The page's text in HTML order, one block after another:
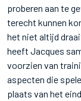
proberen aan te
terecht kunnen
het niet altijd
heeft Jacques
voorzien van
aspecten die
plaats van het